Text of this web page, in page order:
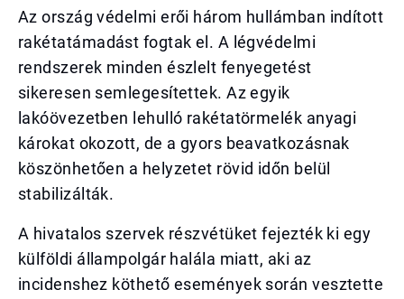
Az ország védelmi erői három hullámban indított
rakétatámadást fogtak el. A légvédelmi
rendszerek minden észlelt fenyegetést
sikeresen semlegesítettek. Az egyik
lakóövezetben lehulló rakétatörmelék anyagi
károkat okozott, de a gyors beavatkozásnak
köszönhetően a helyzetet rövid időn belül
stabilizálták.
A hivatalos szervek részvétüket fejezték ki egy
külföldi állampolgár halála miatt, aki az
incidenshez köthető események során vesztette